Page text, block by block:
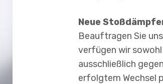
Neue
Beauftragen Sie
verfügen wir
ausschließlich
erfolgtem Wechsel